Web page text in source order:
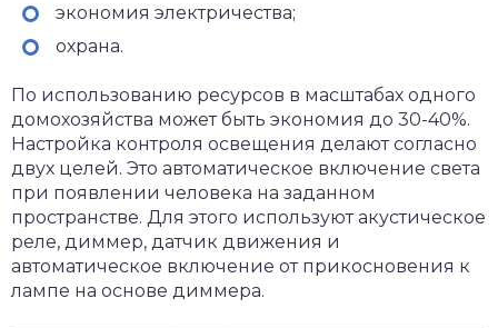
экономия электричества;
охрана.
По использованию ресурсов в масштабах одного
домохозяйства может быть экономия до 30-40%.
Настройка контроля освещения делают согласно
двух целей. Это автоматическое включение света
при появлении человека на заданном
пространстве. Для этого используют акустическое
реле, диммер, датчик движения и
автоматическое включение от прикосновения к
лампе на основе диммера.